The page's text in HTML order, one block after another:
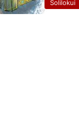
Solilokui